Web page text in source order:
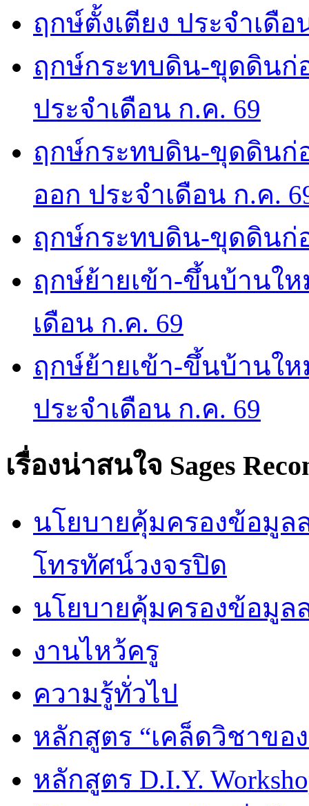
ฤกษ์ตั้งเตียง ประจำเดือ
ฤกษ์กระทบดิน-ขุดดินก่
ประจำเดือน ก.ค. 69
ฤกษ์กระทบดิน-ขุดดินก่
ออก ประจำเดือน ก.ค.
ฤกษ์กระทบดิน-ขุดดินก่
ฤกษ์ย้ายเข้า-ขึ้นบ้านใ
เดือน ก.ค. 69
ฤกษ์ย้ายเข้า-ขึ้นบ้านใ
ประจำเดือน ก.ค. 69
เรื่องน่าสนใจ Sages
นโยบายคุ้มครองข้อมูล
โทรทัศน์วงจรปิด
นโยบายคุ้มครองข้อมูล
งานไหว้ครู
ความรู้ทั่วไป
หลักสูตร “เคล็ดวิชาขอ
หลักสูตร D.I.Y.